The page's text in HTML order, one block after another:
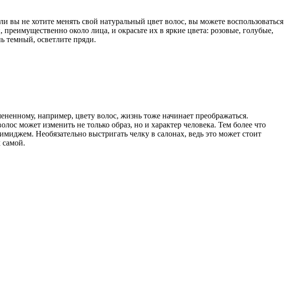
вы не хотите менять свой натуральный цвет волос, вы можете воспользоваться
около лица, и окрасьте их в яркие цвета: розовые, голубые,
темный, осветлите пряди.
например, цвету волос, жизнь тоже начинает преображаться.
может изменить не только образ, но и характер человека. Тем более что
Необязательно выстригать челку в салонах, ведь это может стоит
самой.